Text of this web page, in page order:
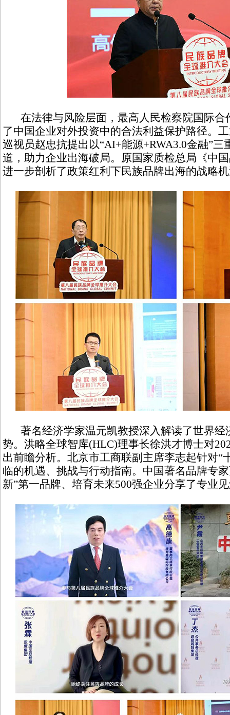
在法律与风险层面，最高人民检察院国际合
了中国企业对外投资中的合法利益保护路径。
巡视员赵忠抗提出以“AI+能源+RWA3.0金融”
道，助力企业出海破局。原国家质检总局《中
进一步剖析了政策红利下民族品牌出海的战略
著名经济学家温元凯教授深入解读了世界经
势。洪略全球智库(HLC)理事长徐洪才博士对
出前瞻分析。北京市工商联副主席李志起针对“
临的机遇、挑战与行动指南。中国著名品牌专
新”第一品牌、培育未来500强企业分享了专业